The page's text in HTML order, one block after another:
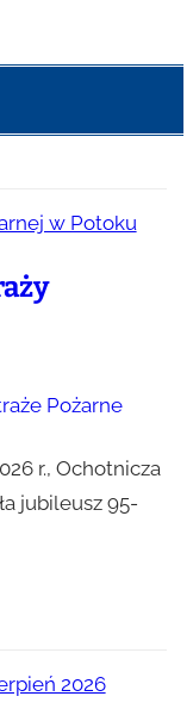
Pożarne
r., Ochotnicza
jubileusz 95-